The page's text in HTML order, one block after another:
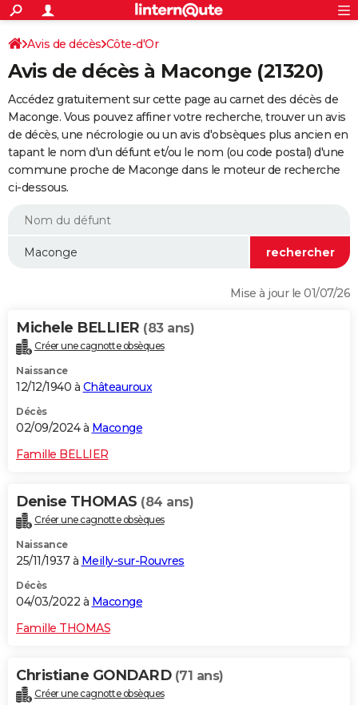
ACTUALITÉS
Politique
Société
Faits Divers
Education
Monde
Villes
+
SPORT
Coupe du monde 2026
Football
Tennis
Cyclisme
Rugby
Forum
Programme TV
TNTStreaming
Cinéma
Sorties cinéma
Musique
+
FINANCE
Retraite
Epargne
Immobilier
Risques naturels par ville
Assurance
AUTO
Essais
Réserver un essai
Citadines
Berlines
SUV
Forum auto
+HIGH-TECH
BRICOLAGE
WEEK-END
Alimentation
Guide de la santé
Maladies
Médicaments
Sommeil
VOYAGE
Destinations
City break
Voyage nature
Voyage de noces
Forum
Climat
+PHOTO
GUIDES D'ACHAT
Carte de Noël
Carte Bonne année
Carte Saint-Valentin
Carte Pâques
Carte d'anniversaire
DICTIONNAIRE
Dictionnaire
Biographies
Citations
Expressions
Proverbes
PROGRAMME TV
S'inscrire
Se connecter
Lycées
Collèges
Primaires
Universités
Entreprises
Service militaire
Avis de recherche
AVIS DE DÉCÈS
FORUM
Bricolage
Lifestyle
Culture
Sport
Auto
Television
Voyage
Cinema
Connexion
Avis de décès Côte-d'Or
Avis de décès à Maconge (21320)
Accédez gratuitement sur cette page au carnet des décès de
Maconge. Vous pouvez affiner votre recherche, trouver un avis
de décès, une nécrologie ou un avis d'obsèques plus ancien en
tapant le nom d'un défunt et/ou le nom (ou code postal) d'une
commune proche de Maconge dans le moteur de recherche
ci-dessous.
Mise à jour le 01/07/26
Michele BELLIER (83 ans)
Créer une cagnotte obsèques
Naissance
12/12/1940 à Châteauroux
Décès
02/09/2024 à Maconge
Famille BELLIER
Denise THOMAS (84 ans)
Créer une cagnotte obsèques
Naissance
25/11/1937 à Meilly-sur-Rouvres
Décès
04/03/2022 à Maconge
Famille THOMAS
Christiane GONDARD (71 ans)
Créer une cagnotte obsèques